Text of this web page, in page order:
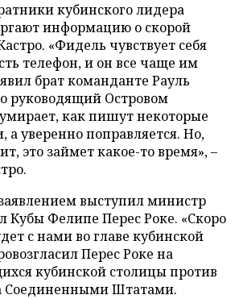
кубинского лидера
информацию о скорой
«Фидель чувствует себя
телефон, и он все чаще им
брат команданте Рауль
руководящий Островом
как пишут некоторые
а уверенно поправляется. Но,
это займет какое-то время», –
выступил министр
Кубы Фелипе Перес Роке. «Скоро
с нами во главе кубинской
Перес Роке на
кубинской столицы против
Соединенными Штатами.